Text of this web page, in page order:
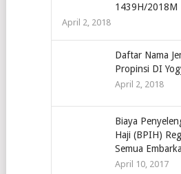
1439H/2018M
April 2, 2018
Daftar Nama
Propinsi DI
April 2, 2018
Biaya
Haji (BPIH)
Semua
April 10, 2017